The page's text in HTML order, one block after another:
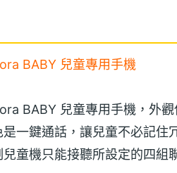
BABY 兒童專用手機
BABY 兒童專用手機，外
一鍵通話，讓兒童不必記住
童機只能接聽所設定的四組